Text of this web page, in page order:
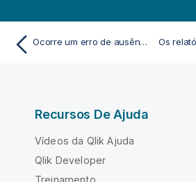
Ocorre um erro de ausência de conexão com o Qlik NPrinting Server ao clicar em On-Demand no QlikView Access Point
Recursos De Ajuda
Vídeos da Qlik Ajuda
Qlik Developer
Treinamento